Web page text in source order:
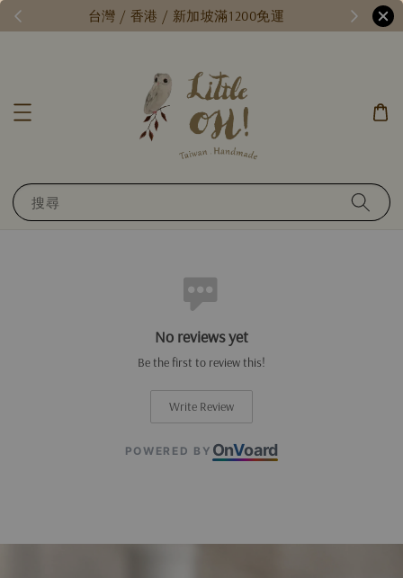
台灣 / 香港 / 新加坡滿1200免運
搜尋
No reviews yet
Be the first to review this!
Write Review
POWERED BY OnVoard